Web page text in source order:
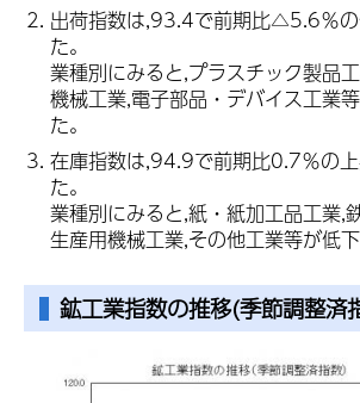
出荷指数は,93.4で前期比△5.6％
た。
業種別にみると,プラスチック製品
機械工業,電子部品・デバイス工業
た。
在庫指数は,94.9で前期比0.7％の
た。
業種別にみると,紙・紙加工品工業,
生産用機械工業,その他工業等が低下
鉱工業指数の推移(季節調整済